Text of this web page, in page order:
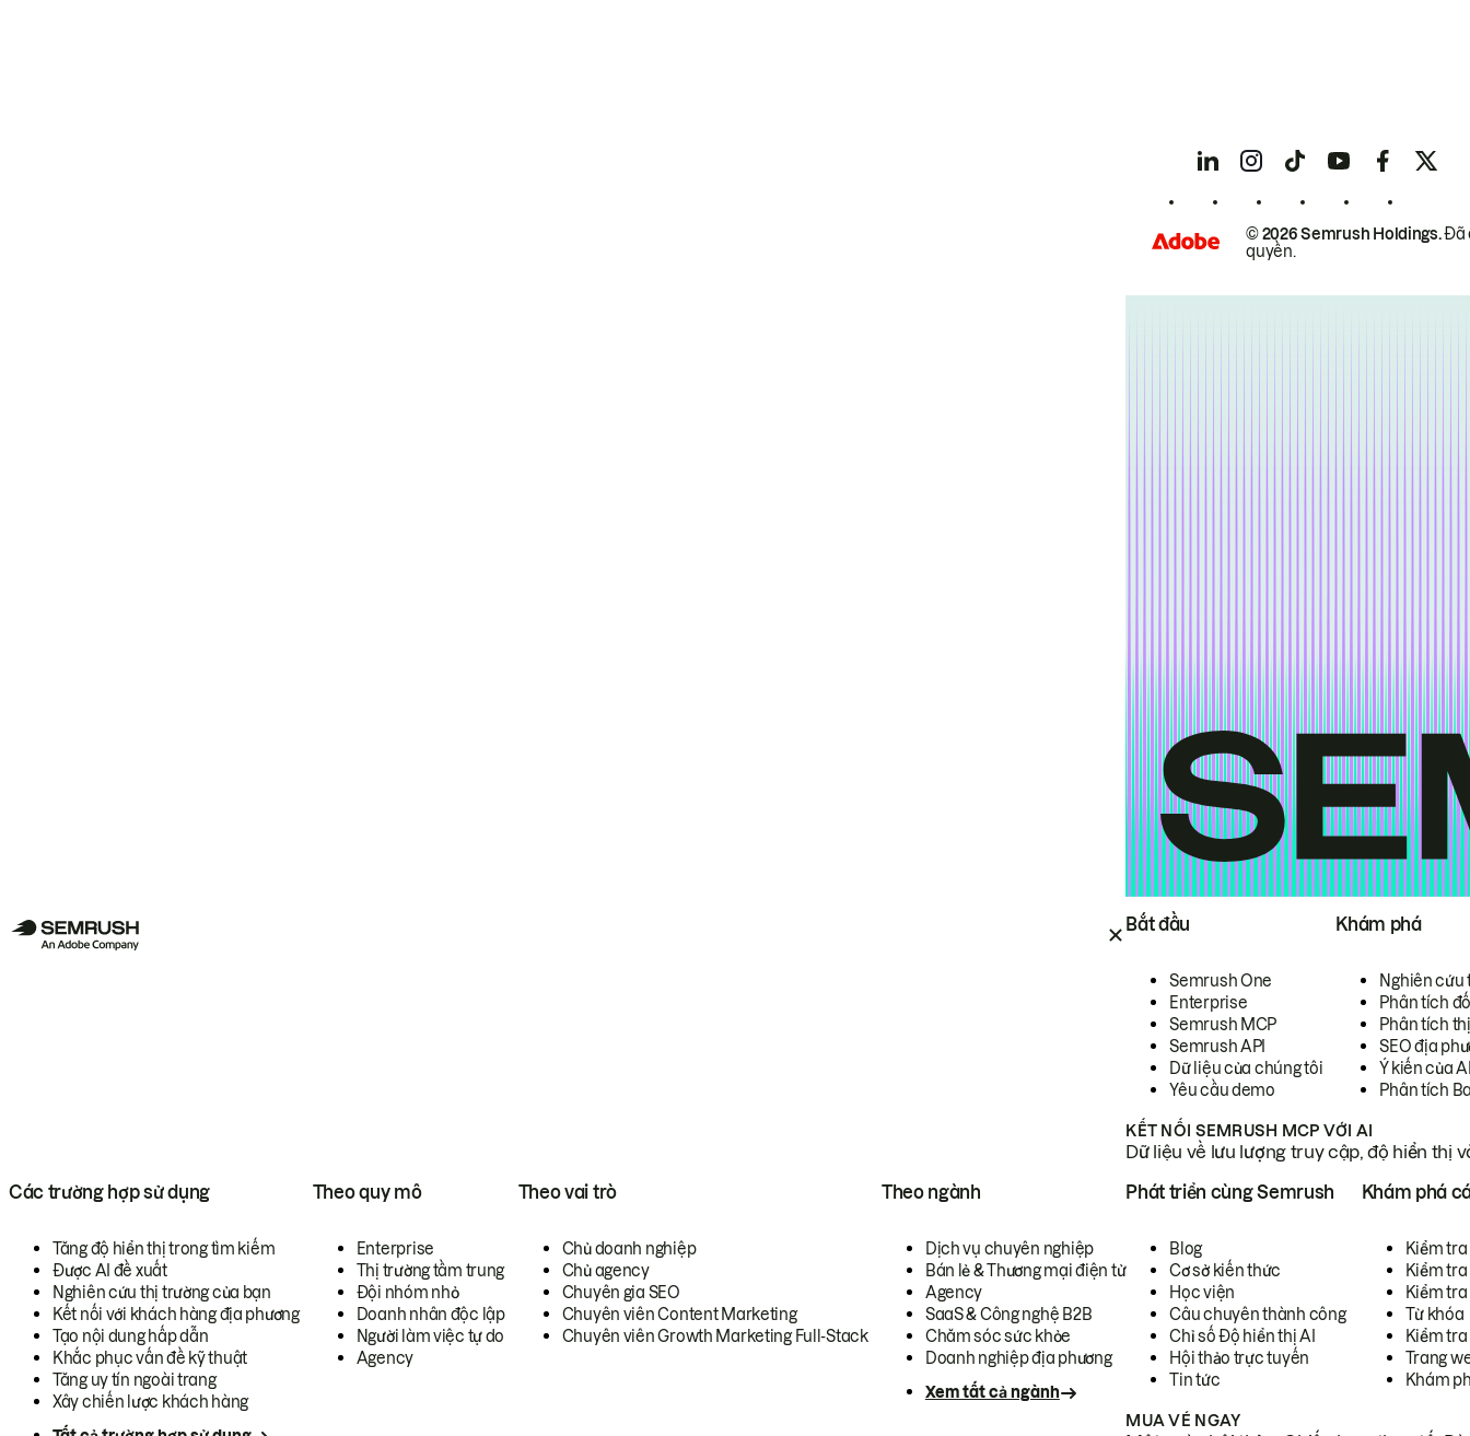
Bắt đầu
Semrush One
Enterprise
Semrush MCP
Semrush API
Dữ liệu của chúng tôi
Yêu cầu demo
Khám phá
Nghiên cứu
Phân tích
Phân tích
SEO địa
Ý kiến của
Phân tích
KẾT NỐI SEMRUSH MCP VỚI AI
Dữ liệu về lưu lượng truy cập, độ hiển thị
Các trường hợp sử dụng
Tăng độ hiển thị trong tìm kiếm
Được AI đề xuất
Nghiên cứu thị trường của bạn
Kết nối với khách hàng địa phương
Tạo nội dung hấp dẫn
Khắc phục vấn đề kỹ thuật
Tăng uy tín ngoài trang
Xây chiến lược khách hàng
Theo quy mô
Enterprise
Thị trường tầm trung
Đội nhóm nhỏ
Doanh nhân độc lập
Người làm việc tự do
Agency
Theo vai trò
Chủ doanh nghiệp
Chủ agency
Chuyên gia SEO
Chuyên viên Content Marketing
Chuyên viên Growth Marketing Full-Stack
Theo ngành
Dịch vụ chuyên nghiệp
Bán lẻ & Thương mại điện tử
Agency
SaaS & Công nghệ B2B
Chăm sóc sức khỏe
Doanh nghiệp địa phương
Xem tất cả ngành
Phát triển cùng Semrush
Blog
Cơ sở kiến thức
Học viện
Câu chuyên thành công
Chỉ số Độ hiển thị AI
Hội thảo trực tuyến
Tin tức
Khám phá
Kiểm
Kiểm tra
Kiểm
Từ khóa
Kiểm
Trang
Khám
MUA VÉ NGAY
© 2026 Semrush Holdings.Đã
quyền.